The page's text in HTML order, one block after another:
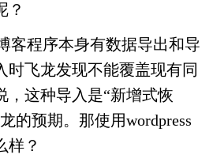
？
客程序本身有数据导出和导
时飞龙发现不能覆盖现有同
，这种导入是“新增式恢
的预期。那使用wordpress
样？